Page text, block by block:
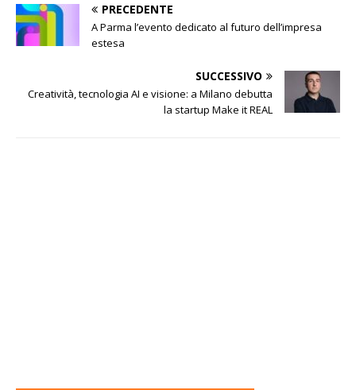
PRECEDENTE
A Parma l’evento dedicato al futuro dell’impresa
estesa
SUCCESSIVO
Creatività, tecnologia AI e visione: a Milano debutta
la startup Make it REAL